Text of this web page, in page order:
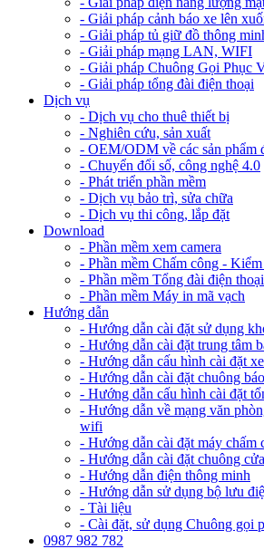
- Giải pháp cảnh báo xe lên
- Giải pháp tủ giữ đồ thông
- Giải pháp mạng LAN, WIFI
- Giải pháp Chuông Gọi Phục
- Giải pháp tổng đài điện thoại
Dịch vụ
- Dịch vụ cho thuê thiết bị
- Nghiên cứu, sản xuất
- OEM/ODM về các sản phẩm
- Chuyển đổi số, công nghệ 4.0
- Phát triển phần mềm
- Dịch vụ bảo trì, sửa chữa
- Dịch vụ thi công, lắp đặt
Download
- Phần mềm xem camera
- Phần mềm Chấm công - Kiểm
- Phần mềm Tổng đài điện thoại
- Phần mềm Máy in mã vạch
Hướng dẫn
- Hướng dẫn cài đặt sử dụng
- Hướng dẫn cài đặt trung tâm
- Hướng dẫn cấu hình cài đặt
- Hướng dẫn cài đặt chuông
- Hướng dẫn cấu hình cài đặt
- Hướng dẫn về mạng văn
wifi
- Hướng dẫn cài đặt máy chấm
- Hướng dẫn cài đặt chuông cửa
- Hướng dẫn điện thông minh
- Hướng dẫn sử dụng bộ lưu
- Tài liệu
- Cài đặt, sử dụng Chuông gọi
0987 982 782